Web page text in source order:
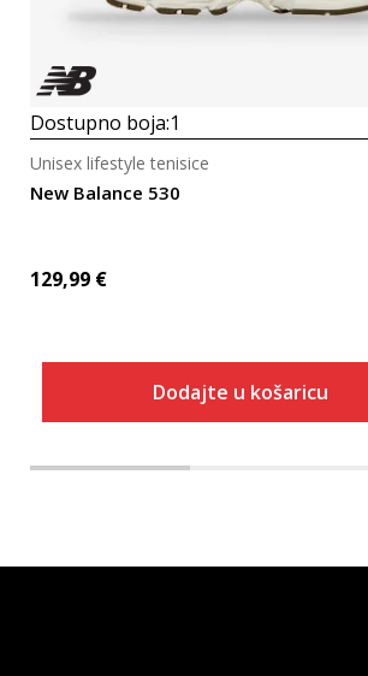
Dostupno boja:1
New Balance 530
Unisex lifestyle tenisice
129,99 €
Dodajte u košaricu